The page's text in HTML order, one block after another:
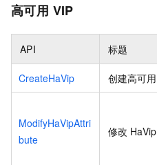
高可用 VIP
API 标题
CreateHaVip 创建高可用
ModifyHaVipAttri
bute
修改 HaVip